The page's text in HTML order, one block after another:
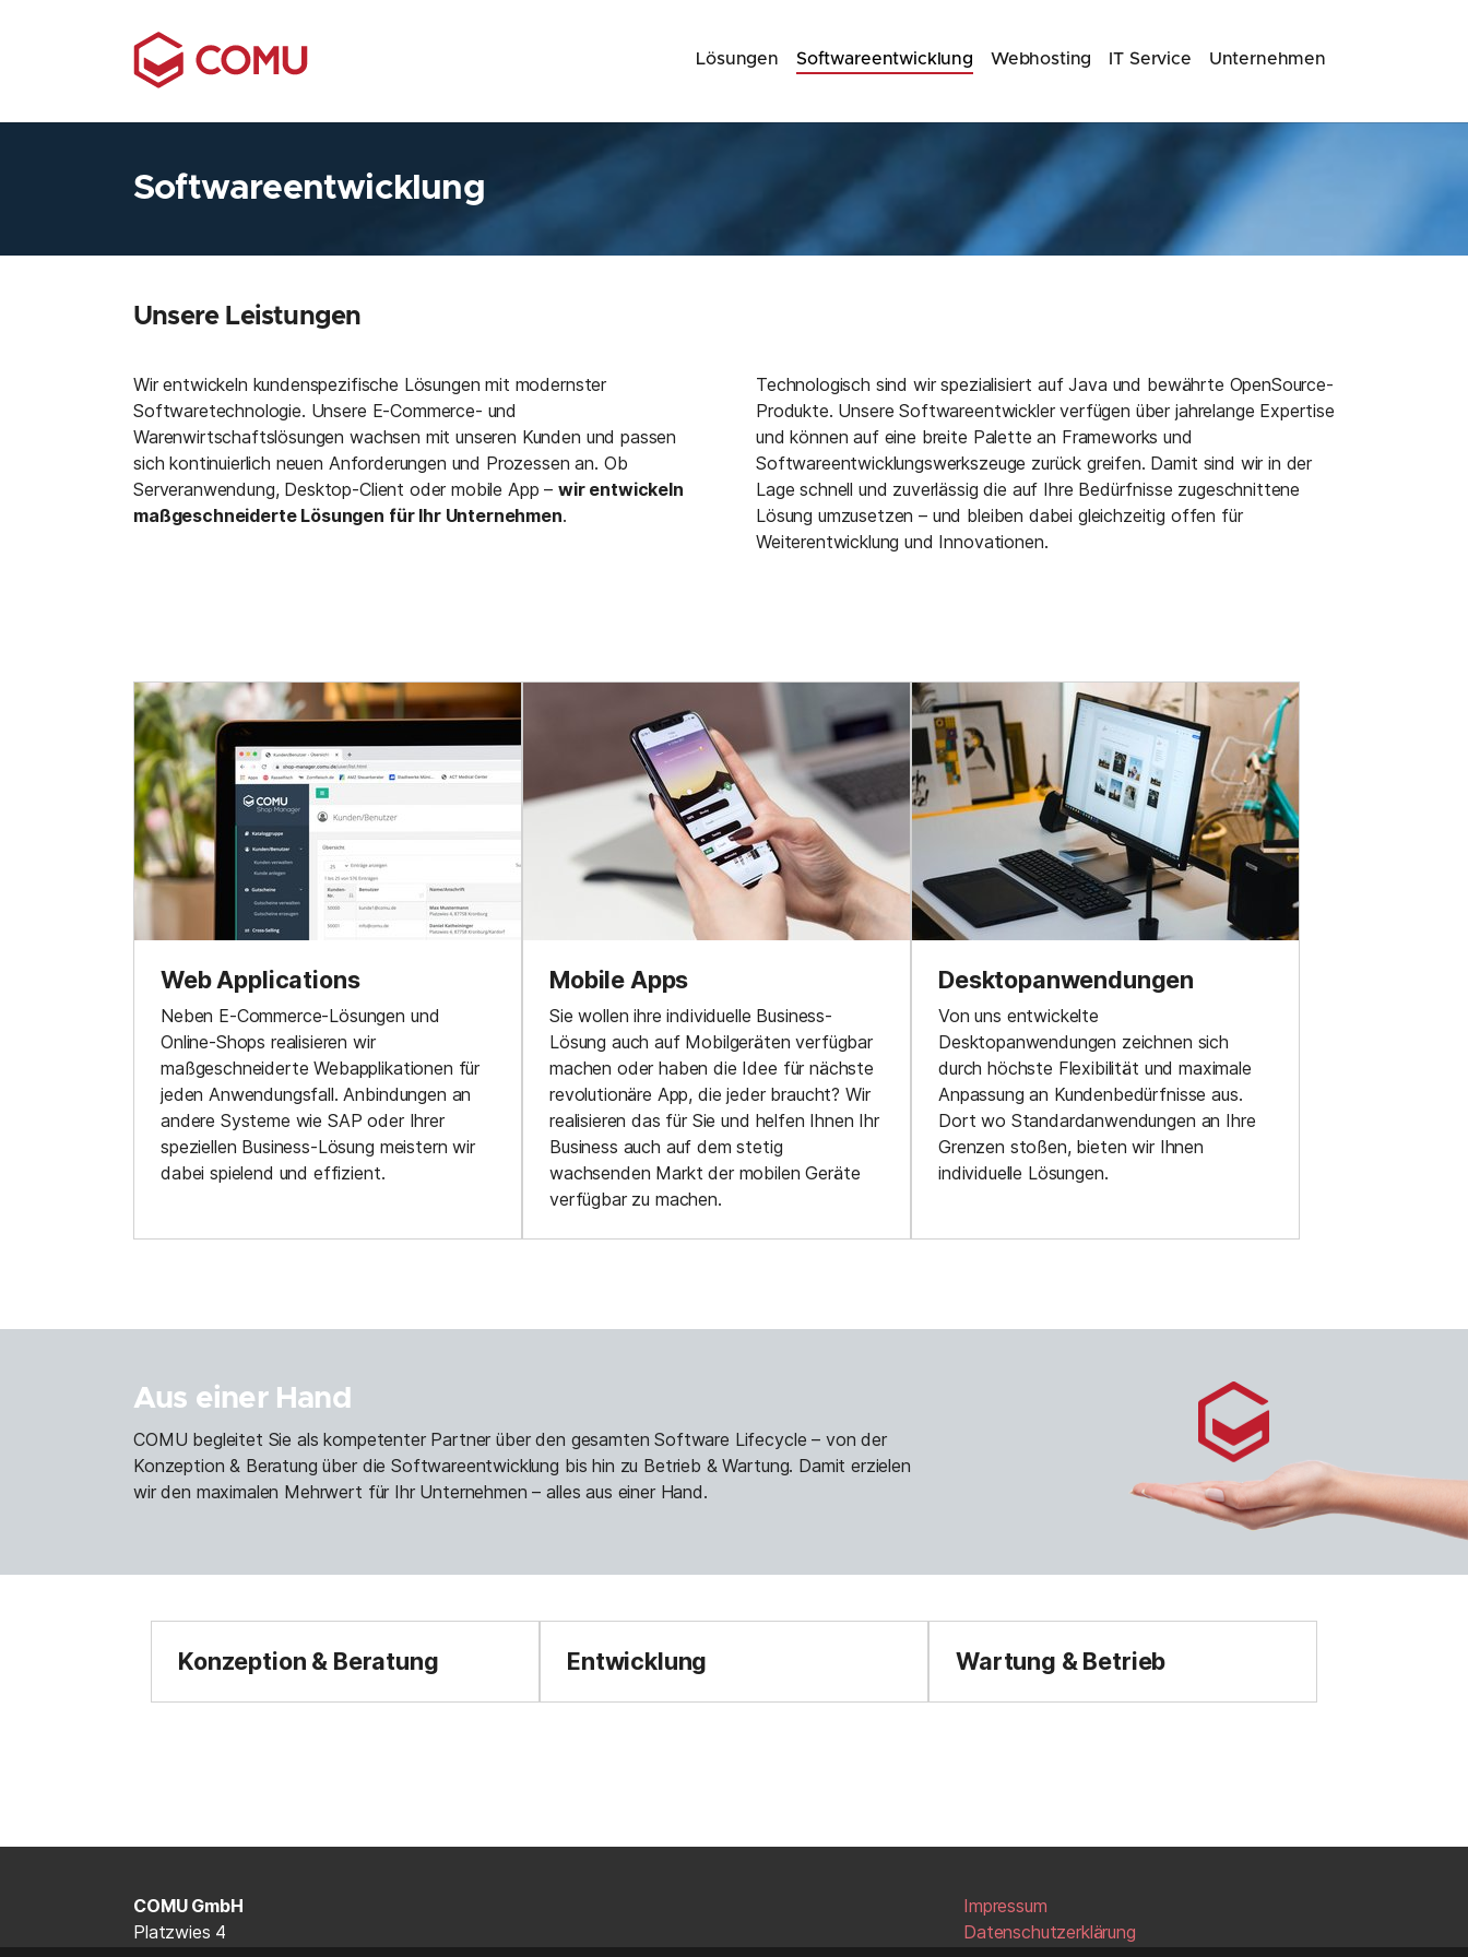
Lösungen Softwareentwicklung(current)
Webhosting IT Service Unternehmen
Softwareentwicklung
Unsere Leistungen
Wir entwickeln kundenspezifische Lösungen mit modernster
Softwaretechnologie. Unsere E-Commerce- und
Warenwirtschaftslösungen wachsen mit unseren Kunden und passen
sich kontinuierlich neuen Anforderungen und Prozessen an. Ob
Serveranwendung, Desktop-Client oder mobile App – wir entwickeln
maßgeschneiderte Lösungen für Ihr Unternehmen.
Technologisch sind wir spezialisiert auf Java und bewährte OpenSource-
Produkte. Unsere Softwareentwickler verfügen über jahrelange Expertise
und können auf eine breite Palette an Frameworks und
Softwareentwicklungswerkszeuge zurück greifen. Damit sind wir in der
Lage schnell und zuverlässig die auf Ihre Bedürfnisse zugeschnittene
Lösung umzusetzen – und bleiben dabei gleichzeitig offen für
Weiterentwicklung und Innovationen.
Web Applications
Neben E-Commerce-Lösungen und
Online-Shops realisieren wir
maßgeschneiderte Webapplikationen für
jeden Anwendungsfall. Anbindungen an
andere Systeme wie SAP oder Ihrer
speziellen Business-Lösung meistern wir
dabei spielend und effizient.
Mobile Apps
Sie wollen ihre individuelle Business-
Lösung auch auf Mobilgeräten verfügbar
machen oder haben die Idee für nächste
revolutionäre App, die jeder braucht? Wir
realisieren das für Sie und helfen Ihnen Ihr
Business auch auf dem stetig
wachsenden Markt der mobilen Geräte
verfügbar zu machen.
Desktopanwendungen
Von uns entwickelte
Desktopanwendungen zeichnen sich
durch höchste Flexibilität und maximale
Anpassung an Kundenbedürfnisse aus.
Dort wo Standardanwendungen an Ihre
Grenzen stoßen, bieten wir Ihnen
individuelle Lösungen.
Aus einer Hand
COMU begleitet Sie als kompetenter Partner über den gesamten Software Lifecycle – von der
Konzeption & Beratung über die Softwareentwicklung bis hin zu Betrieb & Wartung. Damit erzielen
wir den maximalen Mehrwert für Ihr Unternehmen – alles aus einer Hand.
Konzeption & Beratung Entwicklung Wartung & Betrieb
COMU GmbH
Platzwies 4
Impressum
Datenschutzerklärung